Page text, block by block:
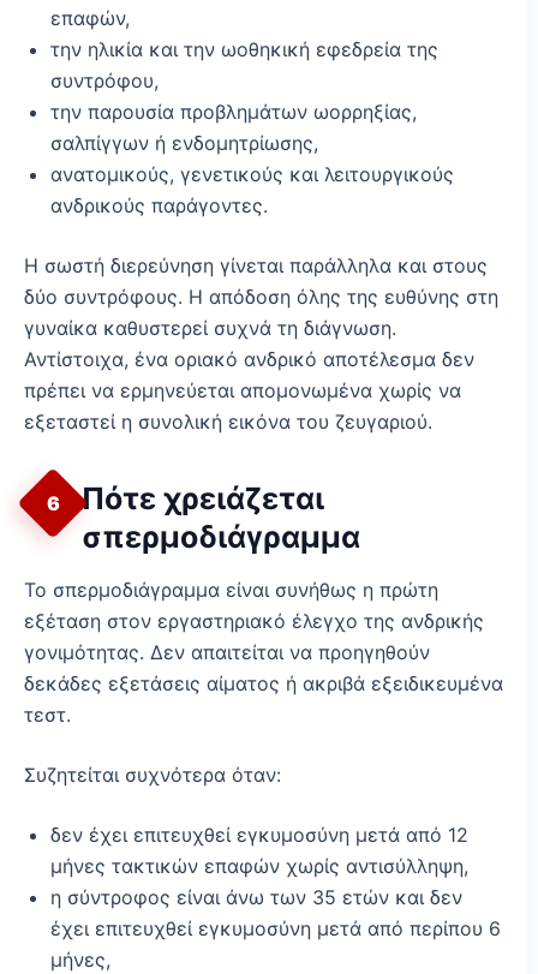
επαφών,
την ηλικία και την ωοθηκική εφεδρεία της
συντρόφου,
την παρουσία προβλημάτων ωορρηξίας,
σαλπίγγων ή ενδομητρίωσης,
ανατομικούς, γενετικούς και λειτουργικούς
ανδρικούς παράγοντες.
Η σωστή διερεύνηση γίνεται παράλληλα και στους
δύο συντρόφους. Η απόδοση όλης της ευθύνης στη
γυναίκα καθυστερεί συχνά τη διάγνωση.
Αντίστοιχα, ένα οριακό ανδρικό αποτέλεσμα δεν
πρέπει να ερμηνεύεται απομονωμένα χωρίς να
εξεταστεί η συνολική εικόνα του ζευγαριού.
6
Πότε χρειάζεται
σπερμοδιάγραμμα
Το σπερμοδιάγραμμα είναι συνήθως η πρώτη
εξέταση στον εργαστηριακό έλεγχο της ανδρικής
γονιμότητας. Δεν απαιτείται να προηγηθούν
δεκάδες εξετάσεις αίματος ή ακριβά εξειδικευμένα
τεστ.
Συζητείται συχνότερα όταν:
δεν έχει επιτευχθεί εγκυμοσύνη μετά από 12
μήνες τακτικών επαφών χωρίς αντισύλληψη,
η σύντροφος είναι άνω των 35 ετών και δεν
έχει επιτευχθεί εγκυμοσύνη μετά από περίπου 6
μήνες,